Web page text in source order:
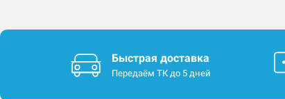
Быстрая доставка
Передаём ТК до 5 дней